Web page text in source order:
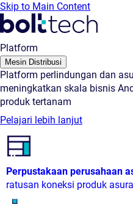
Skip to Main Content
Platform
Mesin Distribusi
Platform perlindungan dan
meningkatkan skala bisnis
produk tertanam
Pelajari lebih lanjut
Perpustakaan perusahaan
ratusan koneksi produk